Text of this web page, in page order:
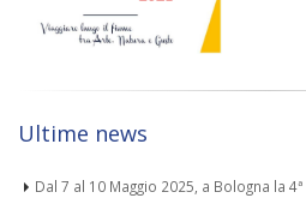
Ultime news
Dal 7 al 10 Maggio 2025, a Bologna la 4ª